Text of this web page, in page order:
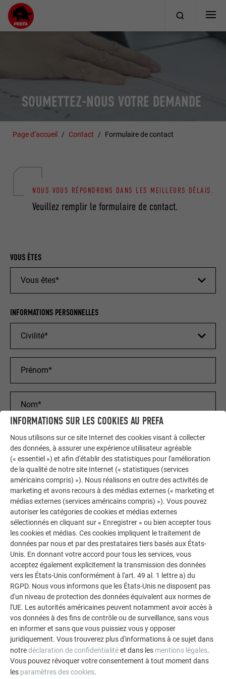
SOUMETTEZ-NOUS VOTRE DEMANDE
Page d’accueil Contact Formulaire de contact
Veuillez remplir le formulaire de contact.
NOUS VOUS RÉPONDRONS DANS LES MEILLEURS DÉLAIS.
VOUS ÊTES
INFORMATIONS PERSONNELLES
Pays
INFORMATIONS SUR LES COOKIES AU PREFA
Nous utilisons sur ce site Internet des cookies visant à collecter
des données, à assurer une expérience utilisateur agréable
(« essentiel ») et afin d'établir des statistiques pour l'amélioration
de la qualité de notre site Internet (« statistiques (services
américains compris) »). Nous réalisons en outre des activités de
marketing et avons recours à des médias externes (« marketing et
médias externes (services américains compris) »). Vous pouvez
autoriser les catégories de cookies et médias externes
sélectionnés en cliquant sur « Enregistrer » ou bien accepter tous
les cookies et médias. Ces cookies impliquent le traitement de
données par nous et par des prestataires tiers basés aux États-
Unis. En donnant votre accord pour tous les services, vous
acceptez également explicitement la transmission des données
vers les États-Unis conformément à l'art. 49 al. 1 lettre a) du
RGPD. Nous vous informons que les États-Unis ne disposent pas
d'un niveau de protection des données équivalent aux normes de
l'UE. Les autorités américaines peuvent notamment avoir accès à
vos données à des fins de contrôle ou de surveillance, sans vous
en informer et sans que vous puissiez vous y opposer
juridiquement. Vous trouverez plus d'informations à ce sujet dans
notredéclaration de confidentialitéet dans les mentions légales.
Vous pouvez révoquer votre consentement à tout moment dans
les paramètres des cookies.